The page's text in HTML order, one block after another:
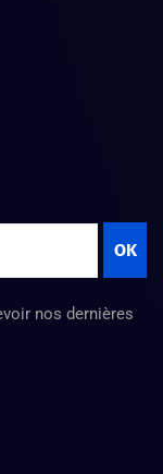
OK
nos dernières